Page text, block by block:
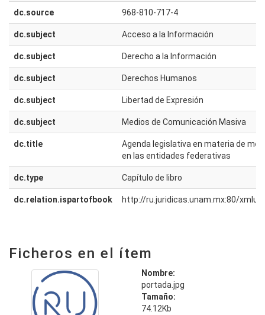
dc.source 968-810-717-4
dc.subject Acceso a la Información
dc.subject Derecho a la Información
dc.subject Derechos Humanos
dc.subject Libertad de Expresión
dc.subject Medios de Comunicación Masiva
dc.title
Agenda legislativa en materia de
en las entidades federativas
dc.type Capítulo de libro
dc.relation.ispartofbook http://ru.juridicas.unam.mx:80/
Ficheros en el ítem
Nombre:
portada.jpg
Tamaño:
74.12Kb